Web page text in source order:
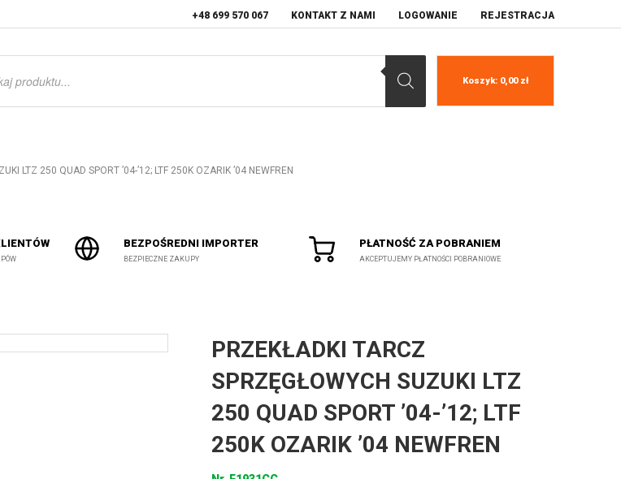
+48 699 570 067 KONTAKT Z NAMI LOGOWANIE REJESTRACJA
Koszyk: 0,00 zł
LTZ 250 QUAD SPORT ’04-’12; LTF 250K OZARIK ’04 NEWFREN
BEZPOŚREDNI IMPORTER
BEZPIECZNE ZAKUPY
PŁATNOŚĆ ZA POBRANIEM
AKCEPTUJEMY PŁATNOŚCI POBRANIOWE
PRZEKŁADKI TARCZ
SPRZĘGŁOWYCH SUZUKI LTZ
250 QUAD SPORT ’04-’12; LTF
250K OZARIK ’04 NEWFREN